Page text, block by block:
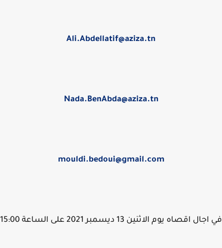
Ali.Abdellatif@aziza.tn
Nada.BenAbda@aziza.tn
mouldi.bedoui@gmail.com
اقصاه يوم الاثنين 13 ديسمبر 2021 على الساعة 15:00